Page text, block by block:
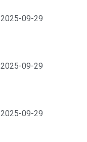
2025-09-29
2025-09-29
2025-09-29